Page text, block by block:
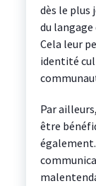
dès le plus
du
Cela leur
identité
Par
être